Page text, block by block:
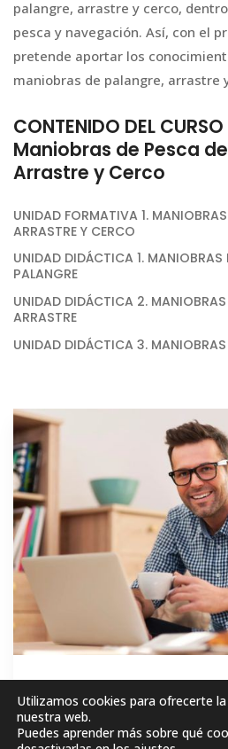
palangre, arrastre y cerco,
pesca y navegación. Así, con el
pretende aportar los
maniobras de palangre, arrastre
CONTENIDO DEL
Maniobras de Pesca
Arrastre y Cerco
UNIDAD FORMATIVA 1.
ARRASTRE Y CERCO
UNIDAD DIDÁCTICA 1. MANIOBRAS
PALANGRE
UNIDAD DIDÁCTICA 2.
ARRASTRE
UNIDAD DIDÁCTICA 3.
GRATIS
MATRICÚLESE
Utilizamos cookies para ofrecerte
nuestra web.
Puedes aprender más sobre qué